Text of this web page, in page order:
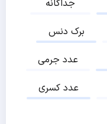
جداگانه
برک دنس
عدد جرمی
عدد کسری